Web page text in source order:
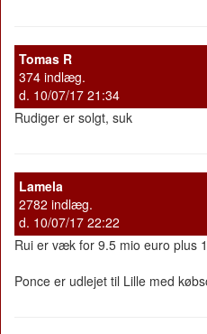
Tomas R
374 indlæg.
d. 10/07/17 21:34
Rudiger er solgt, suk
Lamela
2782 indlæg.
d. 10/07/17 22:22
Rui er væk for 9.5 mio euro plus
Ponce er udlejet til Lille med